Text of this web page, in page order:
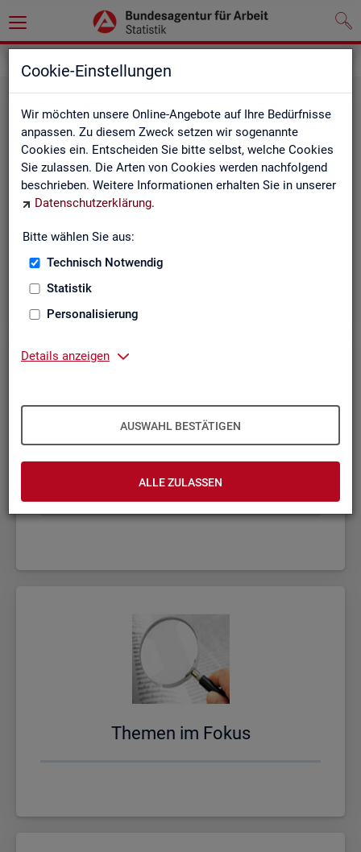
Cookie-Einstellungen
Wir möchten unsere Online-Angebote auf Ihre Bedürfnisse
anpassen. Zu diesem Zweck setzen wir sogenannte
Cookies ein. Entscheiden Sie bitte selbst, welche Cookies
Sie zulassen. Die Arten von Cookies werden nachfolgend
beschrieben. Weitere Informationen erhalten Sie in unserer
Datenschutzerklärung.
Bitte wählen Sie aus:
Technisch Notwendig
Statistik
Personalisierung
Details anzeigen
AUSWAHL BESTÄTIGEN
ALLE ZULASSEN
Rund­schau Ar­beits­markt
Fach­sta­tis­ti­ken
The­men im Fokus